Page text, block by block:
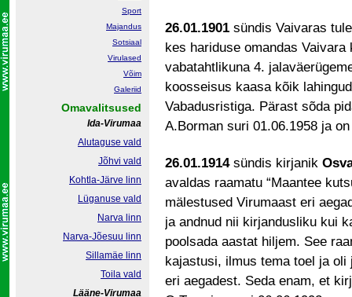
26.01.1901 sündis Vaivaras
kes hariduse omandas
vabatahtlikuna 4.
koosseisus kaasa kõik
Vabadusristiga. Pärast sõda
A.Borman suri 01.06.1958 ja
26.01.1914sündis kirjanik
avaldas raamatu “Maantee
mälestused Virumaast eri
ja andnud nii kirjandusliku kui
poolsada aastat hiljem. See
kajastusi, ilmus tema toel ja oli
eri aegadest. Seda enam, et
Sport
Majandus
Sotsiaal
Virulased
Võim
Galeriid
Omavalitsused
Ida-Virumaa
Alutaguse vald
Jõhvi vald
Kohtla-Järve linn
Lüganuse vald
Narva linn
Narva-Jõesuu linn
Sillamäe linn
Toila vald
Lääne-Virumaa